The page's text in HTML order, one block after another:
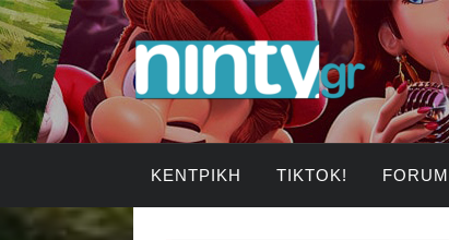
ΚΕΝΤΡΙΚΉ TIKTOK! FORUM